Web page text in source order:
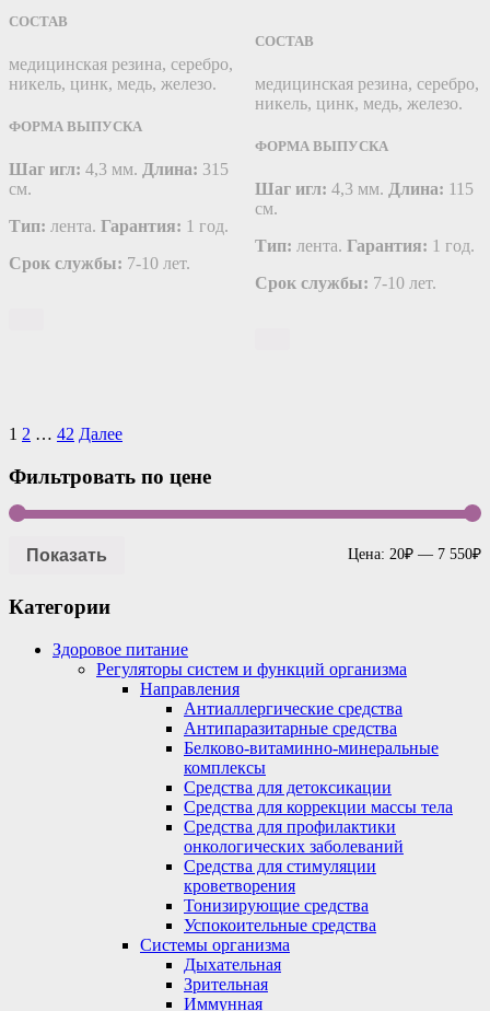
СОСТАВ
медицинская резина, серебро,
никель, цинк, медь, железо.
ФОРМА ВЫПУСКА
Шаг игл: 4,3 мм. Длина: 315
см.
Тип: лента. Гарантия: 1 год.
Срок службы: 7-10 лет.
СОСТАВ
медицинская резина, серебро,
никель, цинк, медь, железо.
ФОРМА ВЫПУСКА
Шаг игл: 4,3 мм. Длина: 115
см.
Тип: лента. Гарантия: 1 год.
Срок службы: 7-10 лет.
Навигация
по
записям
1 2 … 42 Далее
Фильтровать по цене
Показать Цена: 20₽ — 7 550₽
Категории
Здоровое питание
Регуляторы систем и функций организма
Направления
Антиаллергические средства
Антипаразитарные средства
Белково-витаминно-минеральные
комплексы
Средства для детоксикации
Средства для коррекции массы тела
Средства для профилактики
онкологических заболеваний
Средства для стимуляции
кроветворения
Тонизирующие средства
Успокоительные средства
Системы организма
Дыхательная
Зрительная
Иммунная